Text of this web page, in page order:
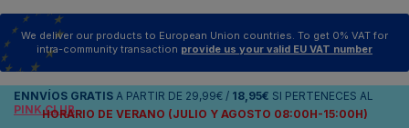
We deliver our products to European Union countries. To get 0% VAT for
intra-community transaction provide us your valid EU VAT number
ENNVÍOS GRATIS A PARTIR DE 29,99€ / 18,95€ SI PERTENECES AL
PINK CLUB
HORARIO DE VERANO (JULIO Y AGOSTO 08:00H-15:00H)